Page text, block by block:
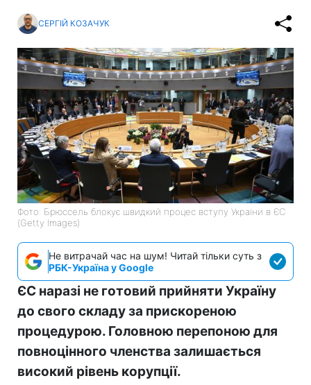
СЕРГІЙ КОЗАЧУК
Фото: Брюссель блокує швидкий процес вступу України в ЄС
(Getty Images)
Не витрачай час на шум! Читай тільки суть з
РБК-Україна у Google
ЄС наразі не готовий прийняти Україну
до свого складу за прискореною
процедурою. Головною перепоною для
повноцінного членства залишається
високий рівень корупції.